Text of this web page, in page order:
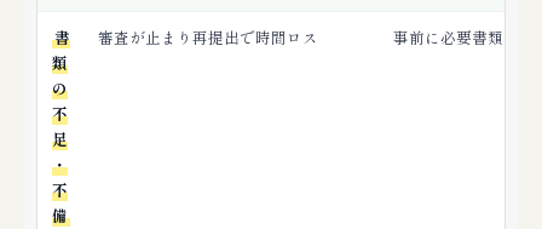
書
類
の
不
足
・
不
備
審査が止まり再提出で時間ロス 事前に必要書類を揃